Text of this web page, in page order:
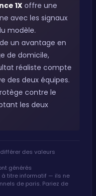
1X offre une
avec les signaux
modèle.
un avantage en
de domicile,
réaliste compte
des deux équipes.
contre le
les deux
des valeurs
générés
titre informatif — ils ne
de paris. Pariez de